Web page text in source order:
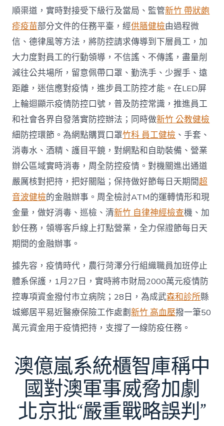
順渠道，實時對接受下級行及當局、監管新竹 帶狀皰
疹疫苗部分文件的任務平臺，經供膳健檢由過程微
信、德律風等方法，將防控請求傳導到下層員工，加
大力度對員工的行動領導，不信謠、不傳謠，盡量削
減往公共場所，留意佩帶口罩、勤洗手、少握手、遠
距離，迷信應對疫情，進步員工防控才能。在LED屏
上輪迴顯示疫情防控口號，普及防控常識，推進員工
和社會各界自發落實防控辦法；同時做新竹 公教健檢
細防控環節。為網點購買口罩竹科 員工健檢 、手套、
消毒水、酒精、護目平鏡，對網點和自助裝備、營業
辦公區域實時消毒，周全防控疫情。對機關進出通道
嚴厲核對把持，把好關隘；保持做好節每日天期間超
音波健檢的金融辦事。周全檢討ATM的運轉情形和現
金量，做好消毒、巡檢、清新竹 自律神經檢查機、加
鈔任務，領導客戶線上打點營業，全力保證節每日天
期間的金融辦事。
據先容，疫情時代，農行菏澤分行組織職員加班停止
體系保護，1月27日，實時將市財局2000萬元疫情防
控專項資金撥付市立病院；28日，為成武森和診所縣
城鄉居平易近醫療保險工作處劃新竹 高血壓撥一筆50
萬元資金用于疫情把持，支撐了一線防疫任務。
澳億嵐系統櫃智庫稱中
國對澳軍事威脅加劇
北京批“嚴重戰略誤判”